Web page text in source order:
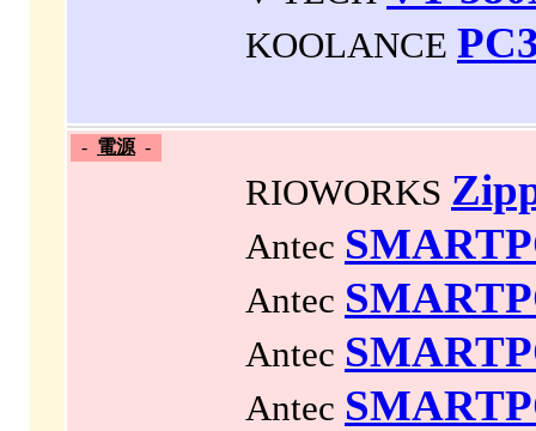
KOOLANCE
- 電源 -
RIOWORKS
Antec
Antec
Antec
Antec